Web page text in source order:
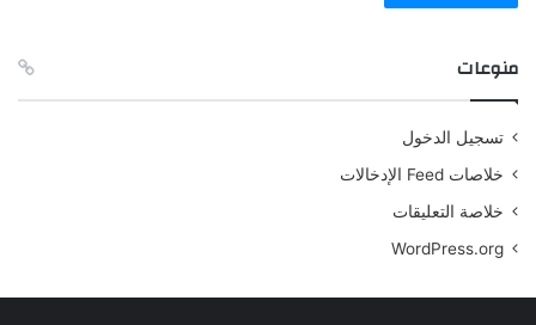
منوعات
تسجيل الدخول
خلاصات Feed الإدخالات
خلاصة التعليقات
WordPress.org